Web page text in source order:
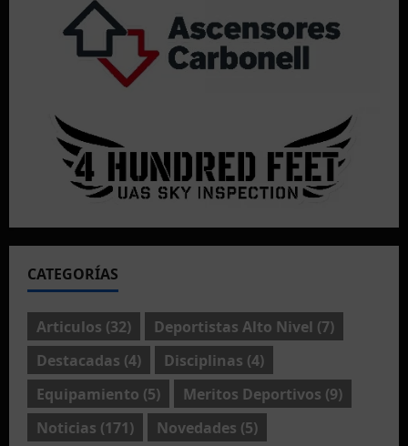
CATEGORÍAS
Articulos (32) Deportistas Alto Nivel (7)
Destacadas (4) Disciplinas (4)
Equipamiento (5) Meritos Deportivos (9)
Noticias (171) Novedades (5)